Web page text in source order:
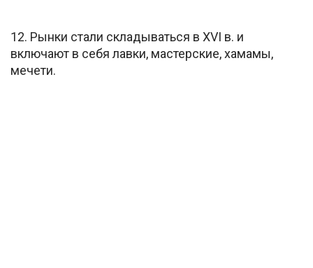
12. Рынки стали складываться в XVI в. и
включают в себя лавки, мастерские, хамамы,
мечети.